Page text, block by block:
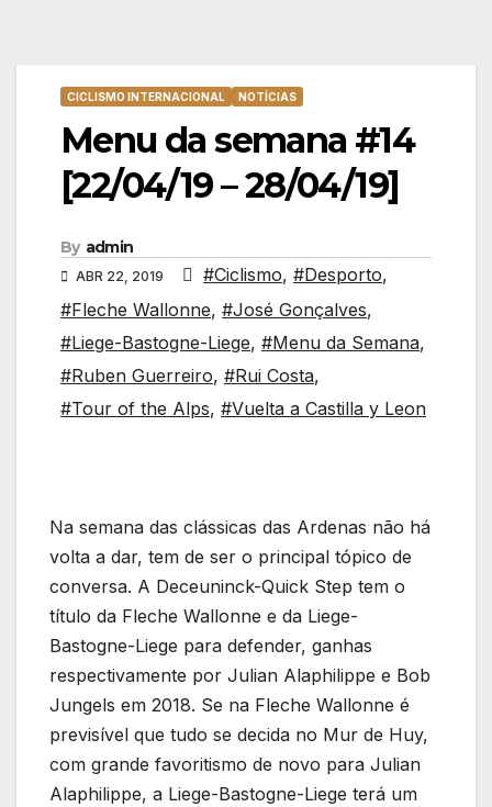
CICLISMO INTERNACIONAL NOTÍCIAS
Menu da semana #14
[22/04/19 – 28/04/19]
By admin
ABR 22, 2019 #Ciclismo, #Desporto,
#Fleche Wallonne, #José Gonçalves,
#Liege-Bastogne-Liege, #Menu da Semana,
#Ruben Guerreiro, #Rui Costa,
#Tour of the Alps, #Vuelta a Castilla y Leon
Na semana das clássicas das Ardenas não há
volta a dar, tem de ser o principal tópico de
conversa. A Deceuninck-Quick Step tem o
título da Fleche Wallonne e da Liege-
Bastogne-Liege para defender, ganhas
respectivamente por Julian Alaphilippe e Bob
Jungels em 2018. Se na Fleche Wallonne é
previsível que tudo se decida no Mur de Huy,
com grande favoritismo de novo para Julian
Alaphilippe, a Liege-Bastogne-Liege terá um